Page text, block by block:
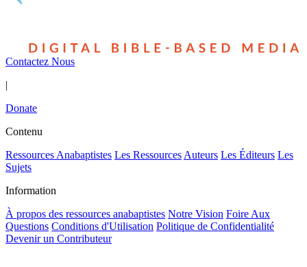
Contactez Nous
|
Donate
Contenu
Ressources Anabaptistes Les Ressources Auteurs Les Éditeurs Les
Sujets
Information
À propos des ressources anabaptistes Notre Vision Foire Aux
Questions Conditions d'Utilisation Politique de Confidentialité
Devenir un Contributeur